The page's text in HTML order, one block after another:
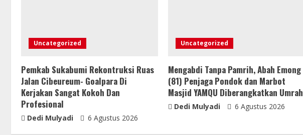
Uncategorized
Pemkab Sukabumi Rekontruksi Ruas
Jalan Cibeureum- Goalpara Di
Kerjakan Sangat Kokoh Dan
Profesional
Dedi Mulyadi 6 Agustus 2026
Uncategorized
Mengabdi Tanpa Pamrih, Abah Emong
(81) Penjaga Pondok dan Marbot
Masjid YAMQU Diberangkatkan Umrah
Dedi Mulyadi 6 Agustus 2026